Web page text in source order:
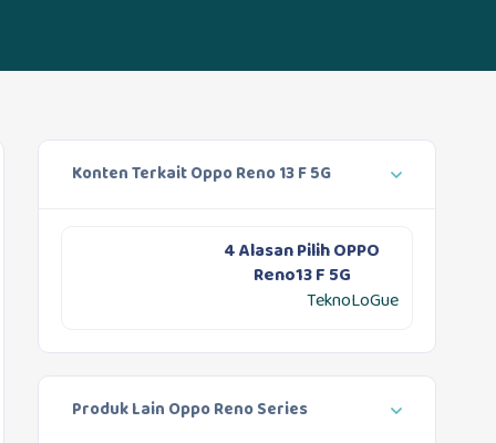
Konten Terkait Oppo Reno 13 F 5G
4 Alasan Pilih OPPO
Reno13 F 5G
TeknoLoGue
Produk Lain Oppo Reno Series